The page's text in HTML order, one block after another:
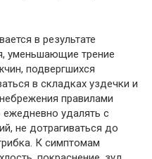
в результате
уменьшающие трение
подвергшихся
в складках уздечки и
правилами
ежедневно удалять с
не дотрагиваться до
К симптомам